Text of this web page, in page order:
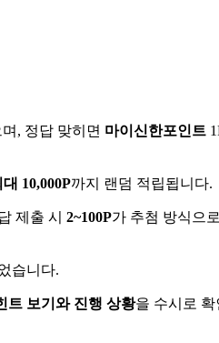
, 정답 맞히면 마이신한포인트
대 10,000P까지 랜덤 적립됩니다.
제출 시 2~100P가 추첨 방식으
습니다.
트 보기와 진행 상황을 수시로